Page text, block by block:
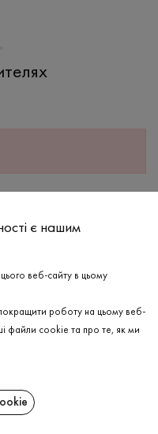
комфортних базових
в складі невелике
тягнутись, та
У виробу глибокий
також є бретельки.
низом, як і зі
шортами!
є нашим
веб-сайту в цьому
роботу на цьому веб-
файли cookie та про те, як ми